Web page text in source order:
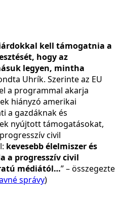
kell támogatnia a
hogy az
legyen, mintha
Uhrík. Szerinte az EU
a programmal akarja
hiányzó amerikai
a gazdáknak és
nyújtott támogatásokat,
civil
kevesebb élelmiszer és
a progresszív civil
médiától…” – összegezte
správy)